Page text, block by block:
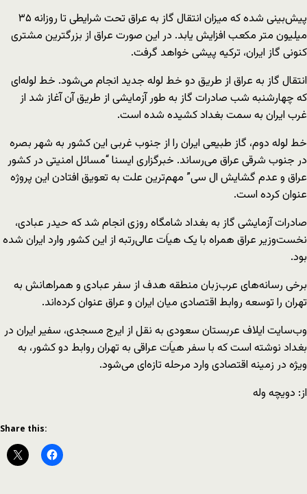
پیش‌بینی شده که میزان انتقال گاز به عراق تحت شرایطی تا روزانه ۳۵
میلیون متر مکعب افزایش یابد. در این صورت عراق از بزرگترین مشتری
کنونی گاز ایران، ترکیه پیشی خواهد گرفت.
انتقال گاز به عراق از طریق دو خط لوله جدید انجام می‌شود. خط لوله‌ای
که چهارشنبه شب صادرات گاز به طور آزمایشی از طریق آن آغاز شد از
غرب ایران به سمت بغداد کشیده شده است.
خط لوله دوم، گاز طبیعی ایران را از جنوب غربی این کشور به شهر بصره
در جنوب شرقی عراق می‌رساند. خبرگزاری ایسنا “مسائل امنیتی در کشور
عراق و عدم گشایش ال سی” مهم‌ترین علت به تعویق افتادن این پروژه
عنوان کرده است.
صادرات آزمایشی گاز به بغداد شامگاه روزی انجام شد که حیدر عبادی،
نخست‌وزیر عراق همراه با یک هیاَت عالی‌رتبه از این کشور وارد ایران شده
بود.
برخی رسانه‌های عرب‌زبان منطقه هدف از سفر عبادی و همراهانش به
تهران را توسعه روابط اقتصادی میان ایران و عراق عنوان کرده‌اند.
وب‌سایت ایلاف عربستان سعودی به نقل از ایرج مسجدی، سفیر ایران در
بغداد نوشته است که با سفر هیاَت عراقی به تهران روابط دو کشور، به
ویژه در زمینه اقتصادی وارد مرحله تازه‌ای می‌شود.
از: دویچه وله
Share this: